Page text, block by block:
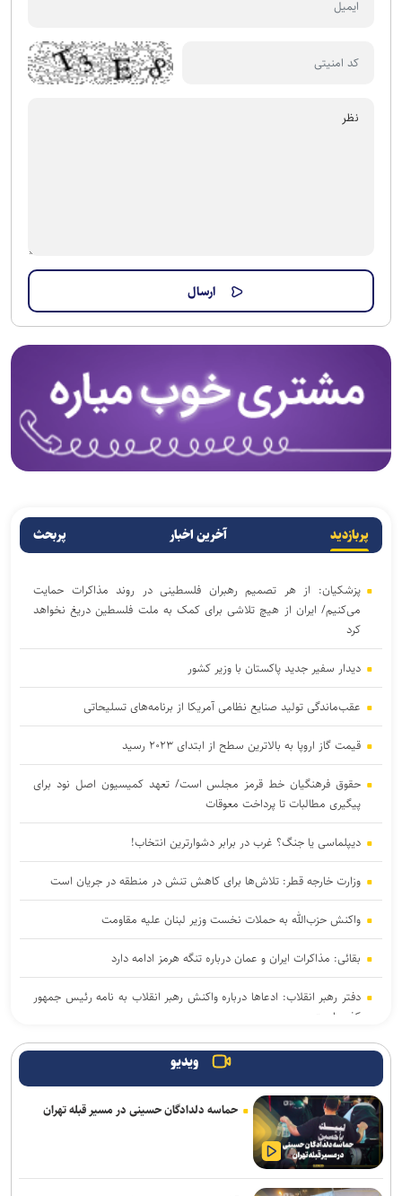
پربازدید آخرین اخبار پربحث
پزشکیان: از هر تصمیم رهبران فلسطینی در روند مذاکرات حمایت
می‌کنیم/ ایران از هیچ تلاشی برای کمک به ملت فلسطین دریغ نخواهد
کرد
دیدار سفیر جدید پاکستان با وزیر کشور
عقب‌ماندگی تولید صنایع نظامی آمریکا از برنامه‌های تسلیحاتی
قیمت گاز اروپا به بالاترین سطح از ابتدای ۲۰۲۳ رسید
حقوق فرهنگیان خط قرمز مجلس است/ تعهد کمیسیون اصل نود برای
پیگیری مطالبات تا پرداخت معوقات
دیپلماسی یا جنگ؟ غرب در برابر دشوارترین انتخاب!
وزارت خارجه قطر: تلاش‌ها برای کاهش تنش در منطقه در جریان است
واکنش حزب‌الله به حملات نخست‌ وزیر لبنان علیه مقاومت
بقائی: مذاکرات ایران و عمان درباره تنگه هرمز ادامه دارد
دفتر رهبر انقلاب: ادعاها درباره واکنش رهبر انقلاب به نامه رئیس جمهور
کذب است
پخش قسمت اول مصاحبه پزشکیان به فردا شب موکول شد
بلومبرگ: عربستان با میانجیگری عمان گزینه دیپلماسی را در قبال یمن
پیش می‌برد
هشدار رئیس کمیسیون امنیت ملی به آمریکا: به زودی از منطقه اخراج
می‌شوید
ویدیو
حماسه دلدادگان حسینی در مسیر قبله تهران